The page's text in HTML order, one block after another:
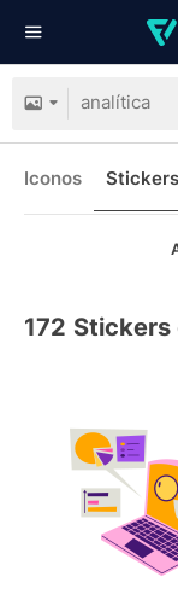
Iconos Stickers
172 Stickers